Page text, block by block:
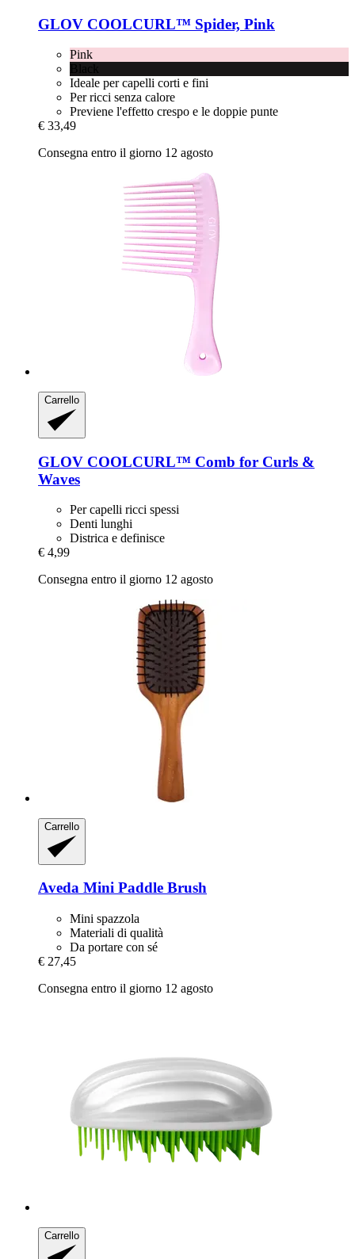
GLOV COOLCURL™ Spider, Pink
Pink
Black
Ideale per capelli corti e fini
Per ricci senza calore
Previene l'effetto crespo e le doppie punte
€ 33,49
Consegna entro il giorno 12 agosto
Carrello
GLOV COOLCURL™ Comb for Curls &
Waves
Per capelli ricci spessi
Denti lunghi
Districa e definisce
€ 4,99
Consegna entro il giorno 12 agosto
Carrello
Aveda Mini Paddle Brush
Mini spazzola
Materiali di qualità
Da portare con sé
€ 27,45
Consegna entro il giorno 12 agosto
Carrello